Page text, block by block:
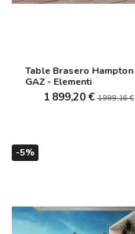
Table Brasero Hampton
GAZ - Elementi
1 899,20 € 1 999,16 €
-5%